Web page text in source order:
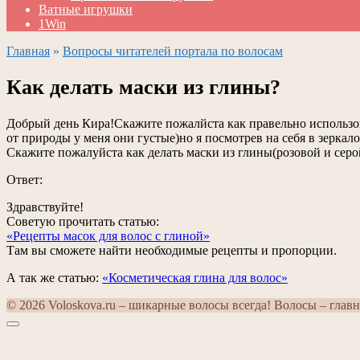
Ватные игрушки
1Win
Главная » Вопросы читателей портала по волосам
Как делать маски из глины?
Добрый день Кира!Скажите пожалйста как правельно
от природы у меня они густые)но я посмотрев на себя в
Скажите пожалуйста как делать маски из глины(розовой и
Ответ:
Здравствуйте!
Советую прочитать статью:
«Рецепты масок для волос с глиной»
Там вы сможете найти необходимые рецепты и пропорции.
А так же статью: «Косметическая глина для волос»
© 2026 Voloskova.ru – шикарные волосы всегда! Волосы –